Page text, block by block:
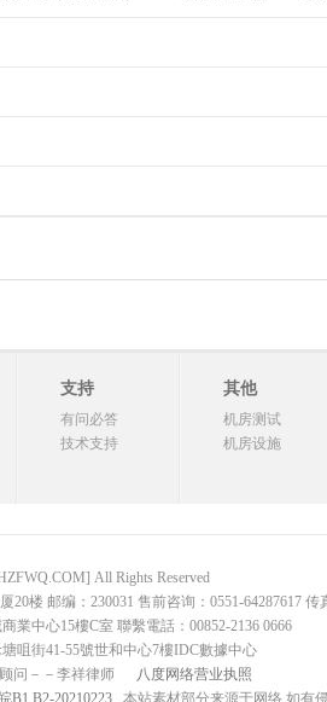
支持
有问必答
技术支持
其他
机房测试
机房设施
All Rights Reserved
楼 邮编：230031 售前咨询：0551-64287617 传
業中心15樓C室 聯繫電話：00852-2136 0666
咀街41-55號世和中心7樓IDC數據中心
顾问－－李祥律师 八度网络营业执照
B1.B2-20210223, 本站素材部分来源于网络,如有侵